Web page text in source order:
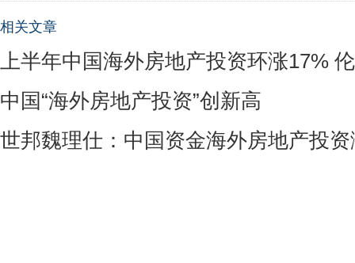
相关文章
上半年中国海外房地产投资环涨17%
中国“海外房地产投资”创新高
世邦魏理仕：中国资金海外房地产投